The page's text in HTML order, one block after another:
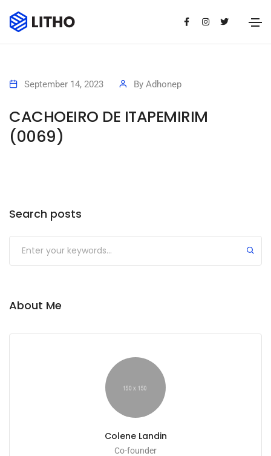
September 14, 2023 By Adhonep
CACHOEIRO DE ITAPEMIRIM
(0069)
Search posts
Submit
About Me
Colene Landin
Co-founder